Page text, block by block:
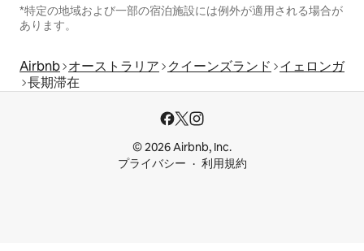
*特定の地域および一部の宿泊施設には例外が適用される場合が
あります。
Airbnb オーストラリア クイーンズランド
イェロンガ
長期滞在
© 2026 Airbnb, Inc.
プライバシー
利用規約